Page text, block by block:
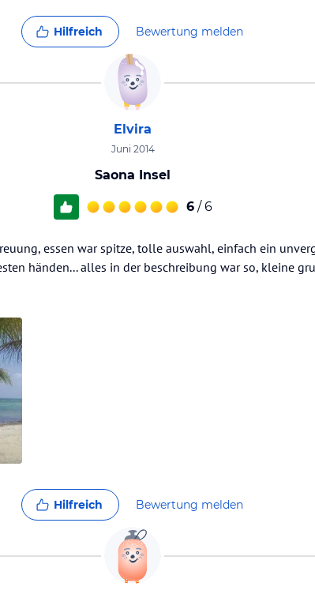
Hilfreich Bewertung melden
Elvira
Juni 2014
Saona Insel
6 / 6
essen war spitze, tolle auswahl, einfach ein
händen... alles in der beschreibung war so, kleine
Hilfreich Bewertung melden